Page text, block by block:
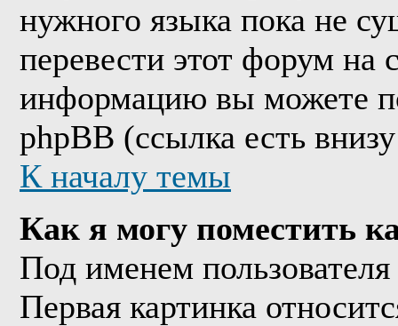
нужного языка пока не
перевести этот форум
информацию вы можете
phpBB (ссылка есть
К началу темы
Как я могу поместить
Под именем
Первая картинка